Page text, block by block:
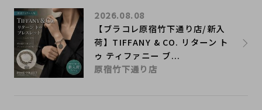
【ブラコレ原宿竹下通り店/新入
荷】TIFFANY & CO. リターン ト
ゥ ティファニー ブ...
2026.08.08
原宿竹下通り店